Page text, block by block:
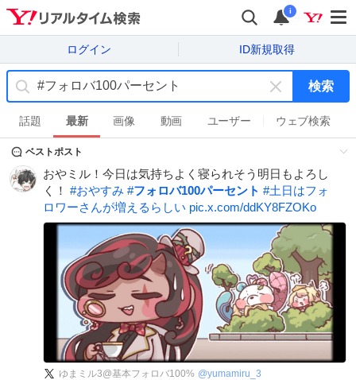
i
ログイン ID新規取得
キ
ー
ワ
ド
を
消
す
検索
話題 最新 画像 動画 ユーザー ウェブ検索
ベストポスト
おやミル！今日は気持ちよく寝られそう明日もよろし
く！ #おやすみ #フォロバ100パーセント #土日はフォ
ロワーさんが増えるらしい pic.x.com/ddKY8FZOKo
ゆまミル3@基本フォロバ100% @yumamiru_3